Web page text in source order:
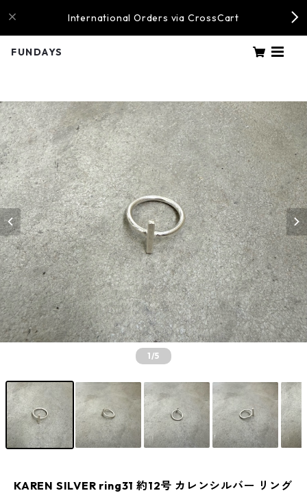
International Orders via CrossCart
FUNDAYS
1/5
KAREN SILVER ring31 約12号 カレンシルバー リング